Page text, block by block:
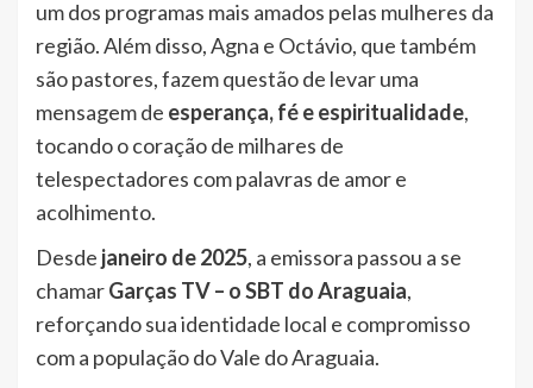
um dos programas mais amados pelas mulheres da
região. Além disso, Agna e Octávio, que também
são pastores, fazem questão de levar uma
mensagem de esperança, fé e espiritualidade,
tocando o coração de milhares de
telespectadores com palavras de amor e
acolhimento.
Desde janeiro de 2025, a emissora passou a se
chamarGarças TV – o SBT do Araguaia,
reforçando sua identidade local e compromisso
com a população do Vale do Araguaia.